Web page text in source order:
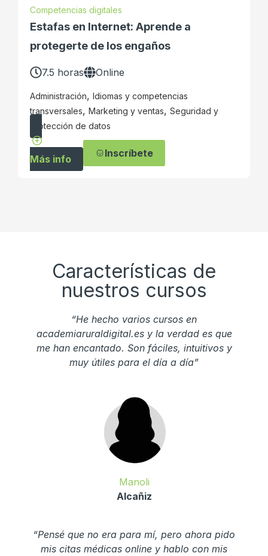
Competencias digitales
Estafas en Internet: Aprende a
protegerte de los engaños
7.5 horas Online
Administración, Idiomas y competencias
transversales, Marketing y ventas, Seguridad y
protección de datos
Más info Inscríbete
Características de
nuestros cursos
“He hecho varios cursos en
academiaruraldigital.es y la verdad es que
me han encantado. Son fáciles, intuitivos y
muy útiles para el día a día”
Manoli
Alcañiz
“Pensé que no era para mí, pero ahora pido
mis citas médicas online y hablo con mis